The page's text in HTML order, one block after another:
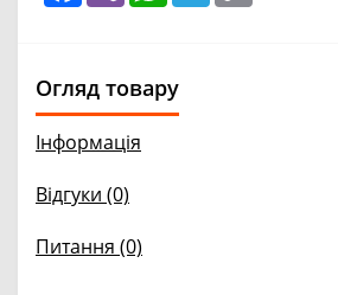
Огляд товару
Інформація
Відгуки (0)
Питання (0)